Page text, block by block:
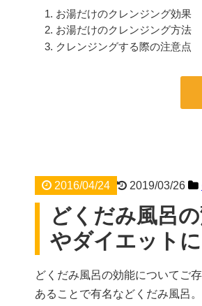
お湯だけのクレンジング効果
お湯だけのクレンジング方法
クレンジングする際の注意点
2016/04/24 2019/03/26
どくだみ風呂
やダイエット
どくだみ風呂の効能についてご
あることで有名などくだみ風呂